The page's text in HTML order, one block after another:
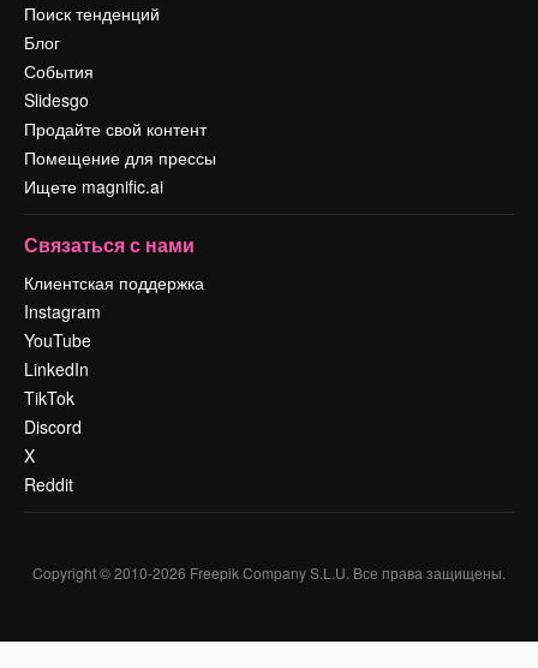
Поиск тенденций
Блог
События
Slidesgo
Продайте свой контент
Помещение для прессы
Ищете magnific.ai
Связаться с нами
Клиентская поддержка
Instagram
YouTube
LinkedIn
TikTok
Discord
X
Reddit
Copyright © 2010-2026 Freepik Company S.L.U. Все права защищены.